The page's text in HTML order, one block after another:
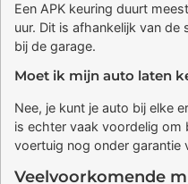
Een APK keuring duurt
uur. Dit is afhankelijk van
bij de garage.
Moet ik mijn auto laten
Nee, je kunt je auto bij elke
is echter vaak voordelig om
voertuig nog onder garantie
Veelvoorkomende